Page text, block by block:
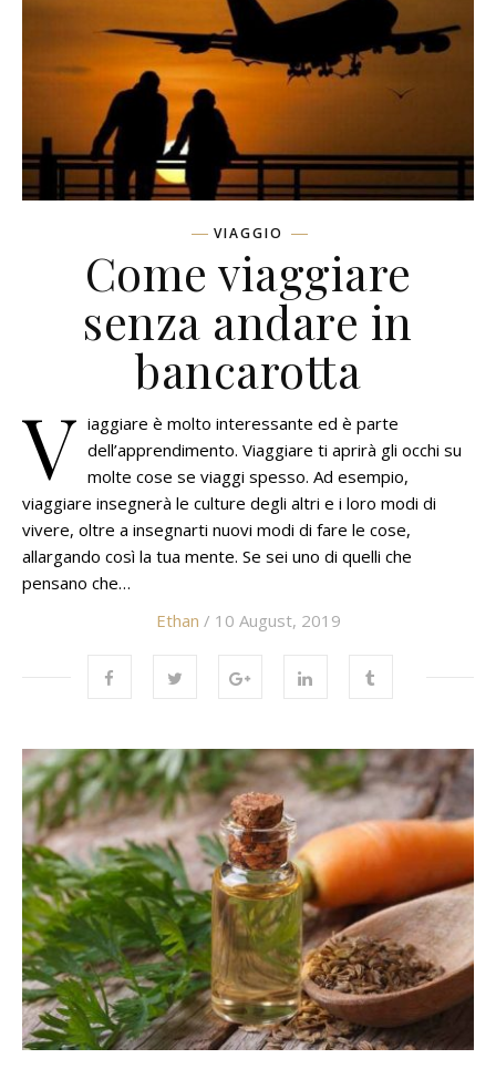
VIAGGIO
Come viaggiare
senza andare in
bancarotta
V iaggiare è molto interessante ed è parte
dell’apprendimento. Viaggiare ti aprirà gli occhi su
molte cose se viaggi spesso. Ad esempio,
viaggiare insegnerà le culture degli altri e i loro modi di
vivere, oltre a insegnarti nuovi modi di fare le cose,
allargando così la tua mente. Se sei uno di quelli che
pensano che…
Ethan / 10 August, 2019